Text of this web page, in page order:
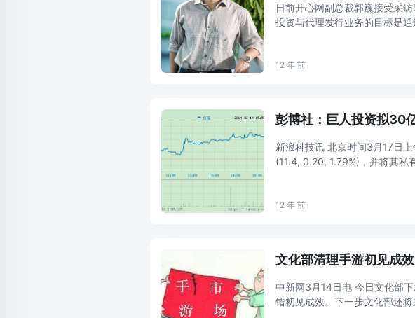
日前开心网副总裁郭巍接受采
投资与代理发行业务的目标是
12 年 前
彭博社：巨人投资拟30
新浪科技讯 北京时间3月17日
(11.4, 0.20, 1.79%)，并将其私
12 年 前
文化部清理手游初见成
中新网3月14日电 今日文化部
错初见成效。下一步文化部还